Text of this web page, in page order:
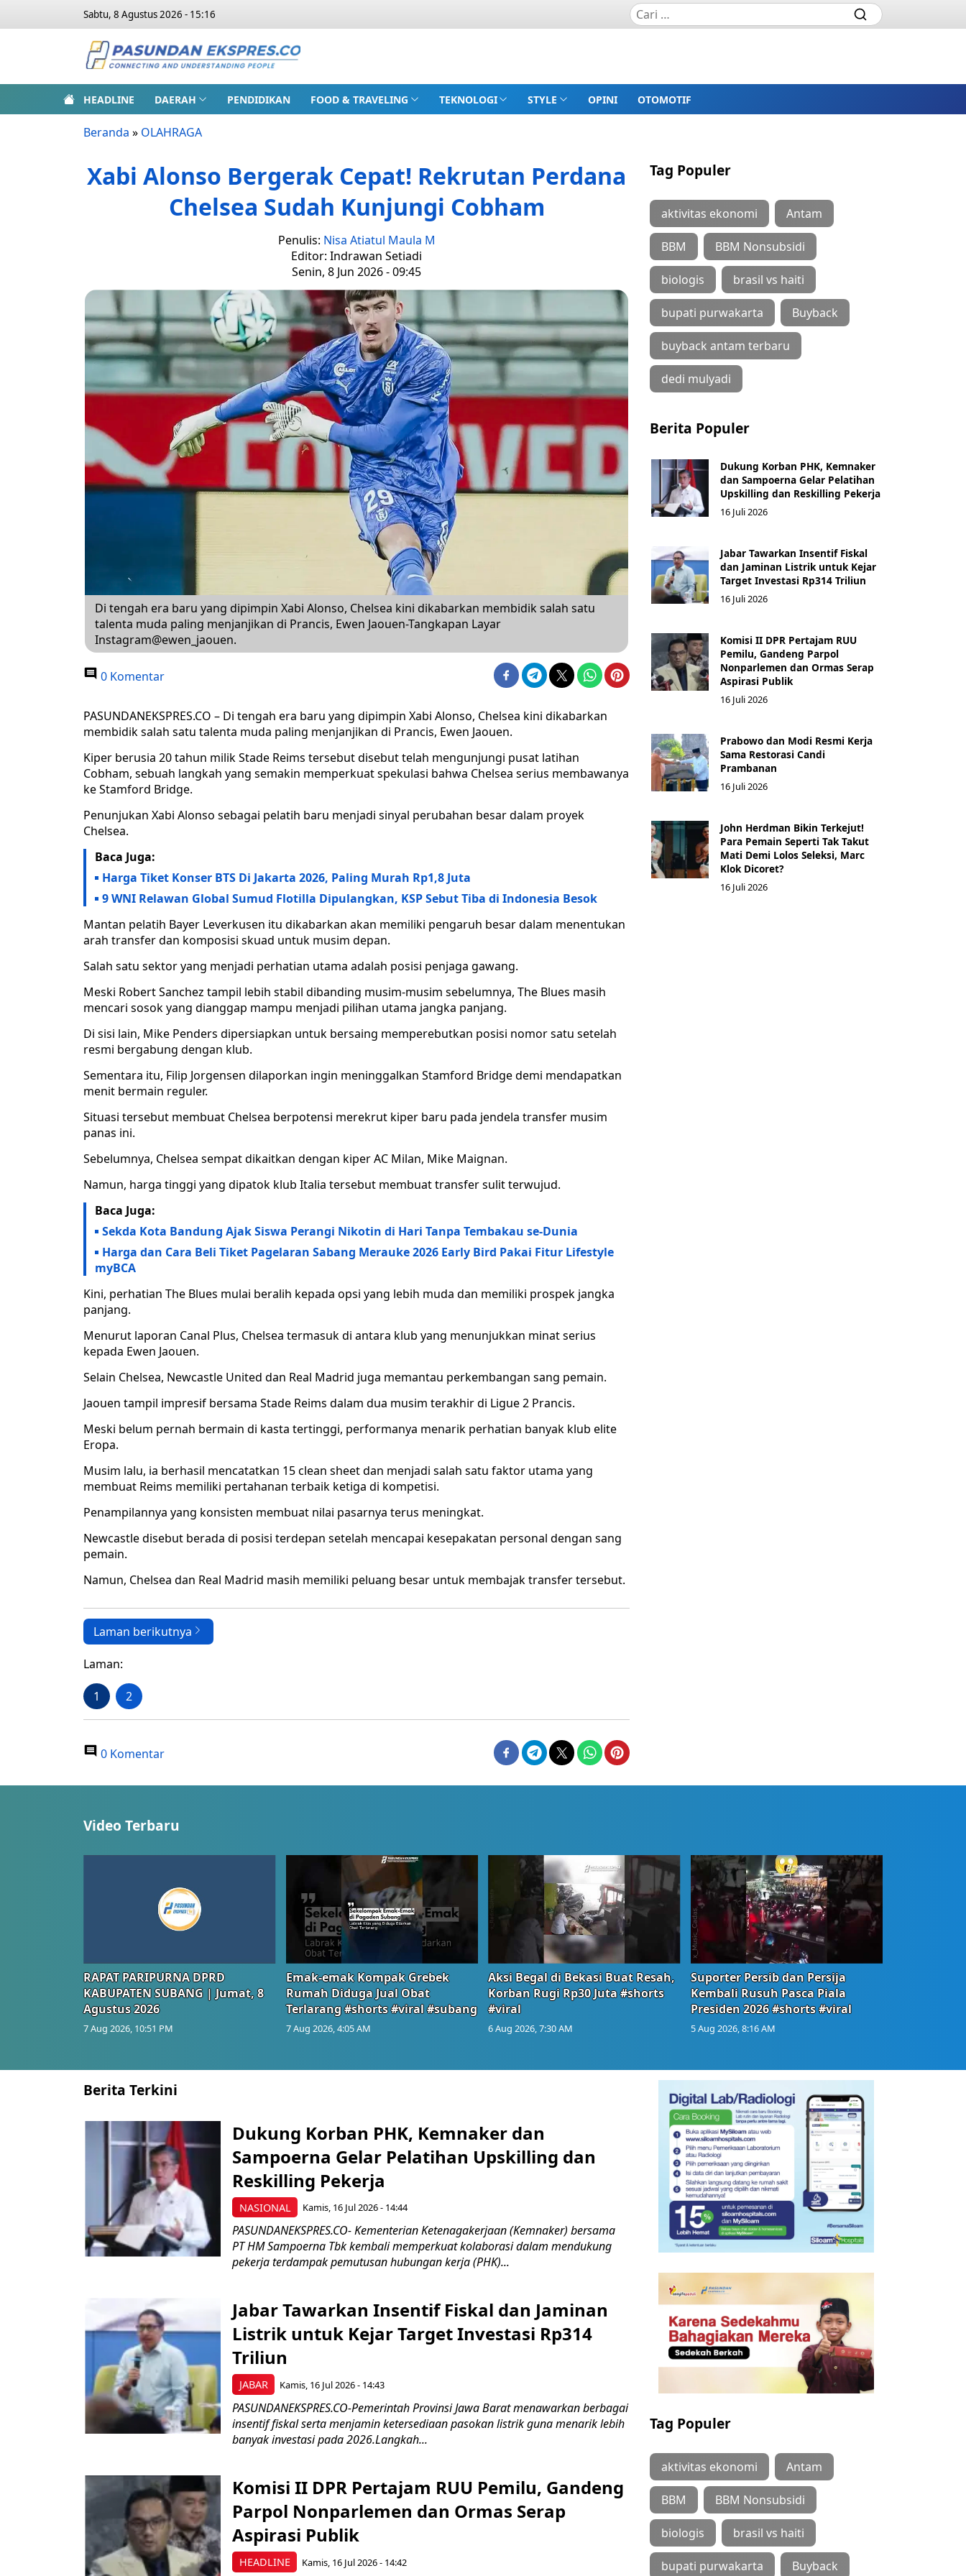
Sabtu, 8 Agustus 2026 - 15:16
HEADLINE DAERAH PENDIDIKAN FOOD & TRAVELING TEKNOLOGI STYLE OPINI OTOMOTIF
Beranda » OLAHRAGA
Xabi Alonso Bergerak Cepat! Rekrutan Perdana
Chelsea Sudah Kunjungi Cobham
Penulis: Nisa Atiatul Maula M
Editor: Indrawan Setiadi
Senin, 8 Jun 2026 - 09:45
Di tengah era baru yang dipimpin Xabi Alonso, Chelsea kini dikabarkan membidik salah satu
talenta muda paling menjanjikan di Prancis, Ewen Jaouen-Tangkapan Layar
Instagram@ewen_jaouen.
0 Komentar
PASUNDANEKSPRES.CO – Di tengah era baru yang dipimpin Xabi Alonso, Chelsea kini dikabarkan
membidik salah satu talenta muda paling menjanjikan di Prancis, Ewen Jaouen.
Kiper berusia 20 tahun milik Stade Reims tersebut disebut telah mengunjungi pusat latihan
Cobham, sebuah langkah yang semakin memperkuat spekulasi bahwa Chelsea serius membawanya
ke Stamford Bridge.
Penunjukan Xabi Alonso sebagai pelatih baru menjadi sinyal perubahan besar dalam proyek
Chelsea.
Baca Juga:
Harga Tiket Konser BTS Di Jakarta 2026, Paling Murah Rp1,8 Juta
9 WNI Relawan Global Sumud Flotilla Dipulangkan, KSP Sebut Tiba di Indonesia Besok
Mantan pelatih Bayer Leverkusen itu dikabarkan akan memiliki pengaruh besar dalam menentukan
arah transfer dan komposisi skuad untuk musim depan.
Salah satu sektor yang menjadi perhatian utama adalah posisi penjaga gawang.
Meski Robert Sanchez tampil lebih stabil dibanding musim-musim sebelumnya, The Blues masih
mencari sosok yang dianggap mampu menjadi pilihan utama jangka panjang.
Di sisi lain, Mike Penders dipersiapkan untuk bersaing memperebutkan posisi nomor satu setelah
resmi bergabung dengan klub.
Sementara itu, Filip Jorgensen dilaporkan ingin meninggalkan Stamford Bridge demi mendapatkan
menit bermain reguler.
Situasi tersebut membuat Chelsea berpotensi merekrut kiper baru pada jendela transfer musim
panas ini.
Sebelumnya, Chelsea sempat dikaitkan dengan kiper AC Milan, Mike Maignan.
Namun, harga tinggi yang dipatok klub Italia tersebut membuat transfer sulit terwujud.
Baca Juga:
Sekda Kota Bandung Ajak Siswa Perangi Nikotin di Hari Tanpa Tembakau se-Dunia
Harga dan Cara Beli Tiket Pagelaran Sabang Merauke 2026 Early Bird Pakai Fitur Lifestyle
myBCA
Kini, perhatian The Blues mulai beralih kepada opsi yang lebih muda dan memiliki prospek jangka
panjang.
Menurut laporan Canal Plus, Chelsea termasuk di antara klub yang menunjukkan minat serius
kepada Ewen Jaouen.
Selain Chelsea, Newcastle United dan Real Madrid juga memantau perkembangan sang pemain.
Jaouen tampil impresif bersama Stade Reims dalam dua musim terakhir di Ligue 2 Prancis.
Meski belum pernah bermain di kasta tertinggi, performanya menarik perhatian banyak klub elite
Eropa.
Musim lalu, ia berhasil mencatatkan 15 clean sheet dan menjadi salah satu faktor utama yang
membuat Reims memiliki pertahanan terbaik ketiga di kompetisi.
Penampilannya yang konsisten membuat nilai pasarnya terus meningkat.
Newcastle disebut berada di posisi terdepan setelah mencapai kesepakatan personal dengan sang
pemain.
Namun, Chelsea dan Real Madrid masih memiliki peluang besar untuk membajak transfer tersebut.
Laman berikutnya
Laman:
1 2
0 Komentar
Tag Populer
aktivitas ekonomi Antam
BBM BBM Nonsubsidi
biologis brasil vs haiti
bupati purwakarta Buyback
buyback antam terbaru
dedi mulyadi
Berita Populer
Dukung Korban PHK, Kemnaker
dan Sampoerna Gelar Pelatihan
Upskilling dan Reskilling Pekerja
16 Juli 2026
Jabar Tawarkan Insentif Fiskal
dan Jaminan Listrik untuk Kejar
Target Investasi Rp314 Triliun
16 Juli 2026
Komisi II DPR Pertajam RUU
Pemilu, Gandeng Parpol
Nonparlemen dan Ormas Serap
Aspirasi Publik
16 Juli 2026
Prabowo dan Modi Resmi Kerja
Sama Restorasi Candi
Prambanan
16 Juli 2026
John Herdman Bikin Terkejut!
Para Pemain Seperti Tak Takut
Mati Demi Lolos Seleksi, Marc
Klok Dicoret?
16 Juli 2026
Video Terbaru
RAPAT PARIPURNA DPRD
KABUPATEN SUBANG | Jumat, 8
Agustus 2026
7 Aug 2026, 10:51 PM
Emak-emak Kompak Grebek
Rumah Diduga Jual Obat
Terlarang #shorts #viral #subang
7 Aug 2026, 4:05 AM
Aksi Begal di Bekasi Buat Resah,
Korban Rugi Rp30 Juta #shorts
#viral
6 Aug 2026, 7:30 AM
Suporter Persib dan Persija
Kembali Rusuh Pasca Piala
Presiden 2026 #shorts #viral
5 Aug 2026, 8:16 AM
Berita Terkini
NASIONAL
Dukung Korban PHK, Kemnaker dan
Sampoerna Gelar Pelatihan Upskilling dan
Reskilling Pekerja
Kamis, 16 Jul 2026 - 14:44
PASUNDANEKSPRES.CO- Kementerian Ketenagakerjaan (Kemnaker) bersama
PT HM Sampoerna Tbk kembali memperkuat kolaborasi dalam mendukung
pekerja terdampak pemutusan hubungan kerja (PHK)...
JABAR
Jabar Tawarkan Insentif Fiskal dan Jaminan
Listrik untuk Kejar Target Investasi Rp314
Triliun
Kamis, 16 Jul 2026 - 14:43
PASUNDANEKSPRES.CO-Pemerintah Provinsi Jawa Barat menawarkan berbagai
insentif fiskal serta menjamin ketersediaan pasokan listrik guna menarik lebih
banyak investasi pada 2026.Langkah...
HEADLINE
Komisi II DPR Pertajam RUU Pemilu, Gandeng
Parpol Nonparlemen dan Ormas Serap
Aspirasi Publik
Kamis, 16 Jul 2026 - 14:42
Tag Populer
aktivitas ekonomi Antam
BBM BBM Nonsubsidi
biologis brasil vs haiti
bupati purwakarta Buyback